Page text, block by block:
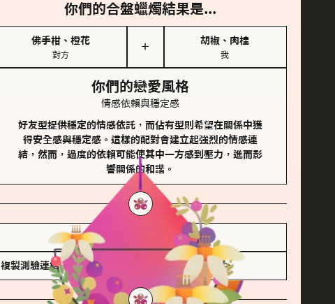
你們的合盤蠟燭結果是...
佛手柑、橙花
對方
＋
胡椒、肉桂
我
你們的戀愛風格
情感依賴與穩定感
好友型提供穩定的情感依託，而佔有型則希望在關係中獲
得安全感與穩定感。這樣的配對會建立起強烈的情感連
結，然而，過度的依賴可能使其中一方感到壓力，進而影
響關係的和諧。
儲存我的結果圖
複製測驗連結 查看香氛類型全解析 >>>